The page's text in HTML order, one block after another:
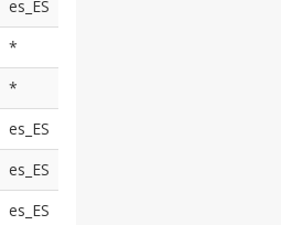
es_ES
*
*
es_ES
es_ES
es_ES